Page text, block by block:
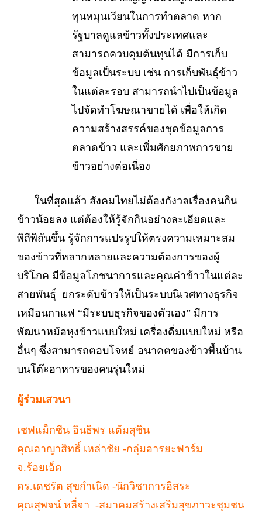
ทุนหมุนเวียนในการทำตลาด หาก
รัฐบาลดูแลข้าวทั้งประเทศและ
สามารถควบคุมต้นทุนได้ มีการเก็บ
ข้อมูลเป็นระบบ เช่น การเก็บพันธุ์ข้าว
ในแต่ละรอบ สามารถนำไปเป็นข้อมูล
ไปจัดทำโฆษณาขายได้ เพื่อให้เกิด
ความสร้างสรรค์ของชุดข้อมูลการ
ตลาดข้าว และเพิ่มศักยภาพการขาย
ข้าวอย่างต่อเนื่อง
ในที่สุดแล้ว สังคมไทยไม่ต้องกังวลเรื่องคนกิน
ข้าวน้อยลง แต่ต้องให้รู้จักกินอย่างละเอียดและ
พิถีพิถันขึ้น รู้จักการแปรรูปให้ตรงความเหมาะสม
ของข้าวที่หลากหลายและความต้องการของผู้
บริโภค มีข้อมูลโภชนาการและคุณค่าข้าวในแต่ละ
สายพันธุ์ ยกระดับข้าวให้เป็นระบบนิเวศทางธุรกิจ
เหมือนกาแฟ “มีระบบธุรกิจของตัวเอง” มีการ
พัฒนาหม้อหุงข้าวแบบใหม่ เครื่องดื่มแบบใหม่ หรือ
อื่นๆ ซึ่งสามารถตอบโจทย์ อนาคตของข้าวพื้นบ้าน
บนโต๊ะอาหารของคนรุ่นใหม่
ผู้ร่วมเสวนา
เชฟแม็กซีน อินธิพร แต้มสุชิน
คุณอาญาสิทธิ์ เหล่าชัย -กลุ่มอารยะฟาร์ม
จ.ร้อยเอ็ด
ดร.เดชรัต สุขกำเนิด -นักวิชาการอิสระ
คุณสุพจน์ หลี่จา -สมาคมสร้างเสริมสุขภาวะชุมชน